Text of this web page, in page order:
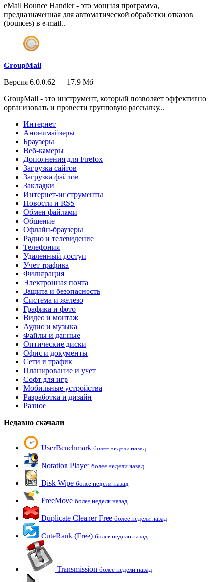
eMail Bounce Handler - это мощная программа,
предназначенная для автоматической обработки отказов
(bounces) в e-mail...
GroupMail
Версия 6.0.0.62 — 17.9 Мб
GroupMail - это инструмент, который позволяет эффективно
организовать и провести групповую рассылку...
Интернет
Анонимайзеры
Браузеры
Веб-камеры
Дополнения для Firefox
Загрузка сайтов
Загрузка файлов
Закладки
Интернет-инструменты
Новости и RSS
Обмен файлами
Общение
Офлайн-браузеры
Радио и телевидение
Телефония
Удаленный доступ
Учет трафика
Фильтрация
Электронная почта
Защита и безопасность
Система и железо
Графика и фото
Видео и монтаж
Аудио и музыка
Файлы и данные
Оптические диски
Офис и документы
Сети и трафик
Планирование и учет
Софт для игр
Мобильные устройства
Разработка и дизайн
Разное
Недавно скачали
UserBenchmark более недели назад
Notation Player более недели назад
Disk Wipe более недели назад
FreeMove более недели назад
Duplicate Cleaner Free более недели назад
CuteRank (Free) более недели назад
Transmission более недели назад